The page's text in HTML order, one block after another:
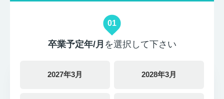
01
卒業予定年/月 を選択して下さい
2027年3月 2028年3月